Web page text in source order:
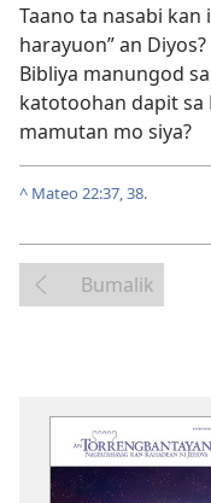
Taano ta nasabi kan
harayuon” an
Bibliya manungod
katotoohan dapit sa
mamutan mo siya?
^ Mateo 22:37, 38.
Bumalik